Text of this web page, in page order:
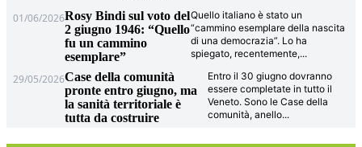
01/06/2026Rosy Bindi sul voto del
2 giugno 1946: “Quello
fu un cammino
esemplare”
Quello italiano è stato un
“cammino esemplare della nascita
di una democrazia”. Lo ha
spiegato, recentemente,...
29/05/2026Case della comunità
pronte entro giugno, ma
la sanità territoriale è
tutta da costruire
Entro il 30 giugno dovranno
essere completate in tutto il
Veneto. Sono le Case della
comunità, anello...